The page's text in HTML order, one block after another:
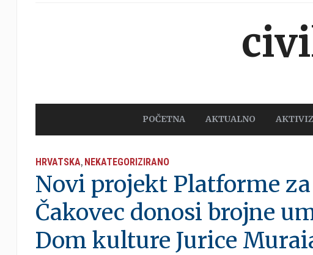
POČETNA AKTUALNO
HRVATSKA, NEKATEGORIZIRANO
Novi projekt Platforme
Čakovec donosi brojne
Dom kulture Jurice